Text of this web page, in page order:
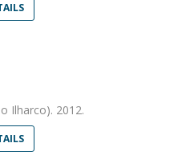
Ilharco). 2012.